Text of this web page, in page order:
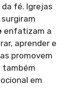
fé. Igrejas
enfatizam a
aprender e
promovem
também
em